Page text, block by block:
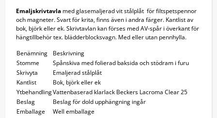
Emaljskrivtavla med glasemaljerad vit stålplåt för filtspetspennor
och magneter. Svart för krita, finns även i andra färger. Kantlist av
bok, björk eller ek. Skrivtavlan kan förses med AV-spår i överkant för
hängtillbehör tex. blädderblocksvagn. Med eller utan pennhylla.
Benämning
Beskrivning
Stomme
Spånskiva med folierad baksida och stödram i furu
Skrivyta
Emaljerad stålplåt
Kantlist
Bok, björk eller ek
YtbehandlingVattenbaserad klarlack Beckers Lacroma Clear 25
Beslag
Beslag för dold upphängning ingår
Emballage
Well emballage